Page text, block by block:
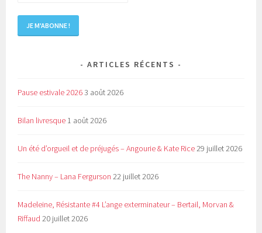
ARTICLES RÉCENTS
Pause estivale 20263 août 2026
Bilan livresque 1 août 2026
Un été d’orgueil et de préjugés – Angourie & Kate Rice29 juillet 2026
The Nanny – Lana Fergurson 22 juillet 2026
Madeleine, Résistante #4 L’ange exterminateur – Bertail, Morvan &
Riffaud 20 juillet 2026